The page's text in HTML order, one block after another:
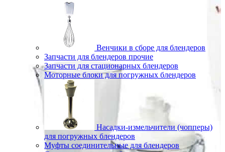
Венчики в сборе для блендеров
Запчасти для блендеров прочие
Запчасти для стационарных блендеров
Моторные блоки для погружных блендеров
Насадки-измельчители (чопперы)
для погружных блендеров
Муфты соединительные для блендеров